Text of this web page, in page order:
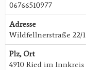
06766510977
Adresse
Wildfellnerstraße 22/1
Plz, Ort
4910 Ried im Innkreis